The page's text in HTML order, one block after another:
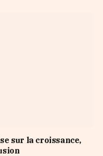
sur la croissance,